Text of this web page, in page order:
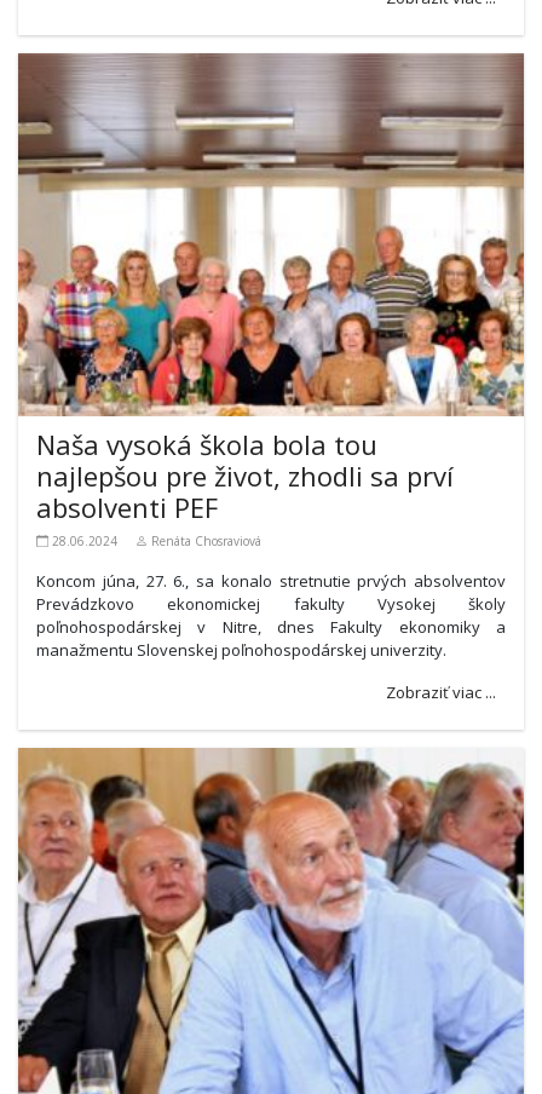
Naša vysoká škola bola tou
najlepšou pre život, zhodli sa prví
absolventi PEF
28.06.2024 Renáta Chosraviová
Koncom júna, 27. 6., sa konalo stretnutie prvých absolventov
Prevádzkovo ekonomickej fakulty Vysokej školy
poľnohospodárskej v Nitre, dnes Fakulty ekonomiky a
manažmentu Slovenskej poľnohospodárskej univerzity.
Zobraziť viac ...